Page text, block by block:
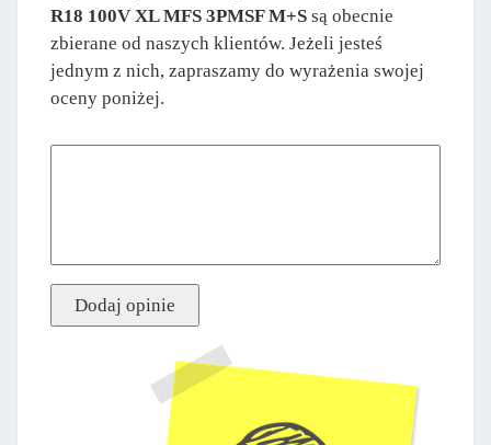
R18 100V XL MFS 3PMSF M+S są obecnie
zbierane od naszych klientów. Jeżeli jesteś
jednym z nich, zapraszamy do wyrażenia swojej
oceny poniżej.